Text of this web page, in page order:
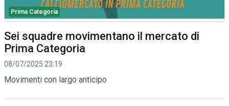
Prima Categoria
Sei squadre movimentano il mercato di
Prima Categoria
08/07/2025 23:19
Movimenti con largo anticipo